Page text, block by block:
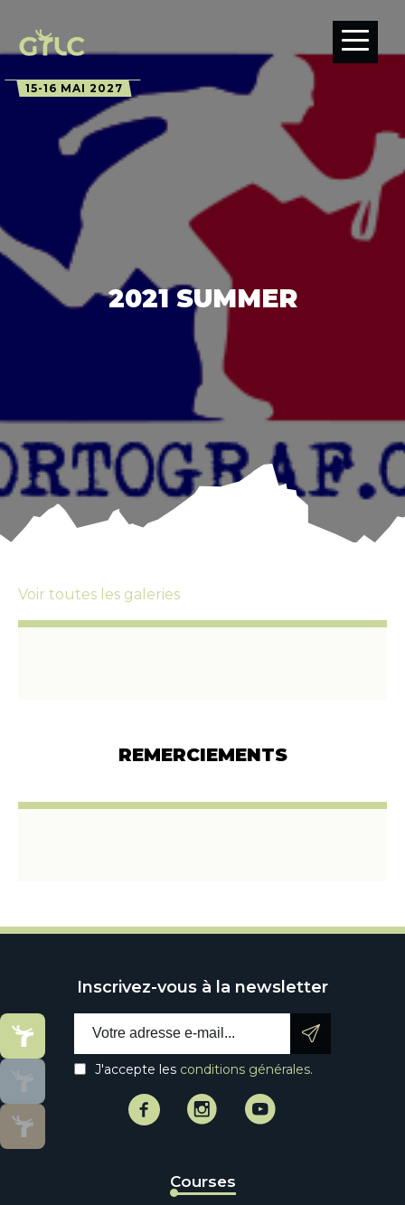
15-16 MAI 2027
2021 SUMMER
Voir toutes les galeries
REMERCIEMENTS
Inscrivez-vous à la newsletter
J'accepte les conditions générales.
FacebookInstagramInstagram
Courses